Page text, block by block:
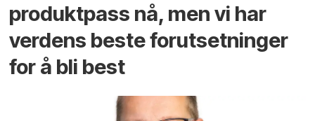
produktpass nå, men vi har
verdens beste forutsetninger
for å bli best